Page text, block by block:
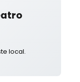
local.